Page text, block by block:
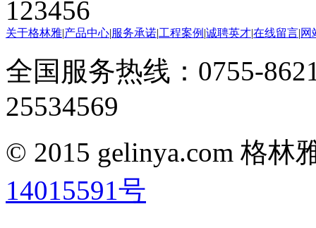
123456
关于格林雅|产品中心|服务承诺|工程案例 |诚聘英才|在线留言|网
全国服务热线：0755-
25534569
© 2015 gelinya.com 格
14015591号